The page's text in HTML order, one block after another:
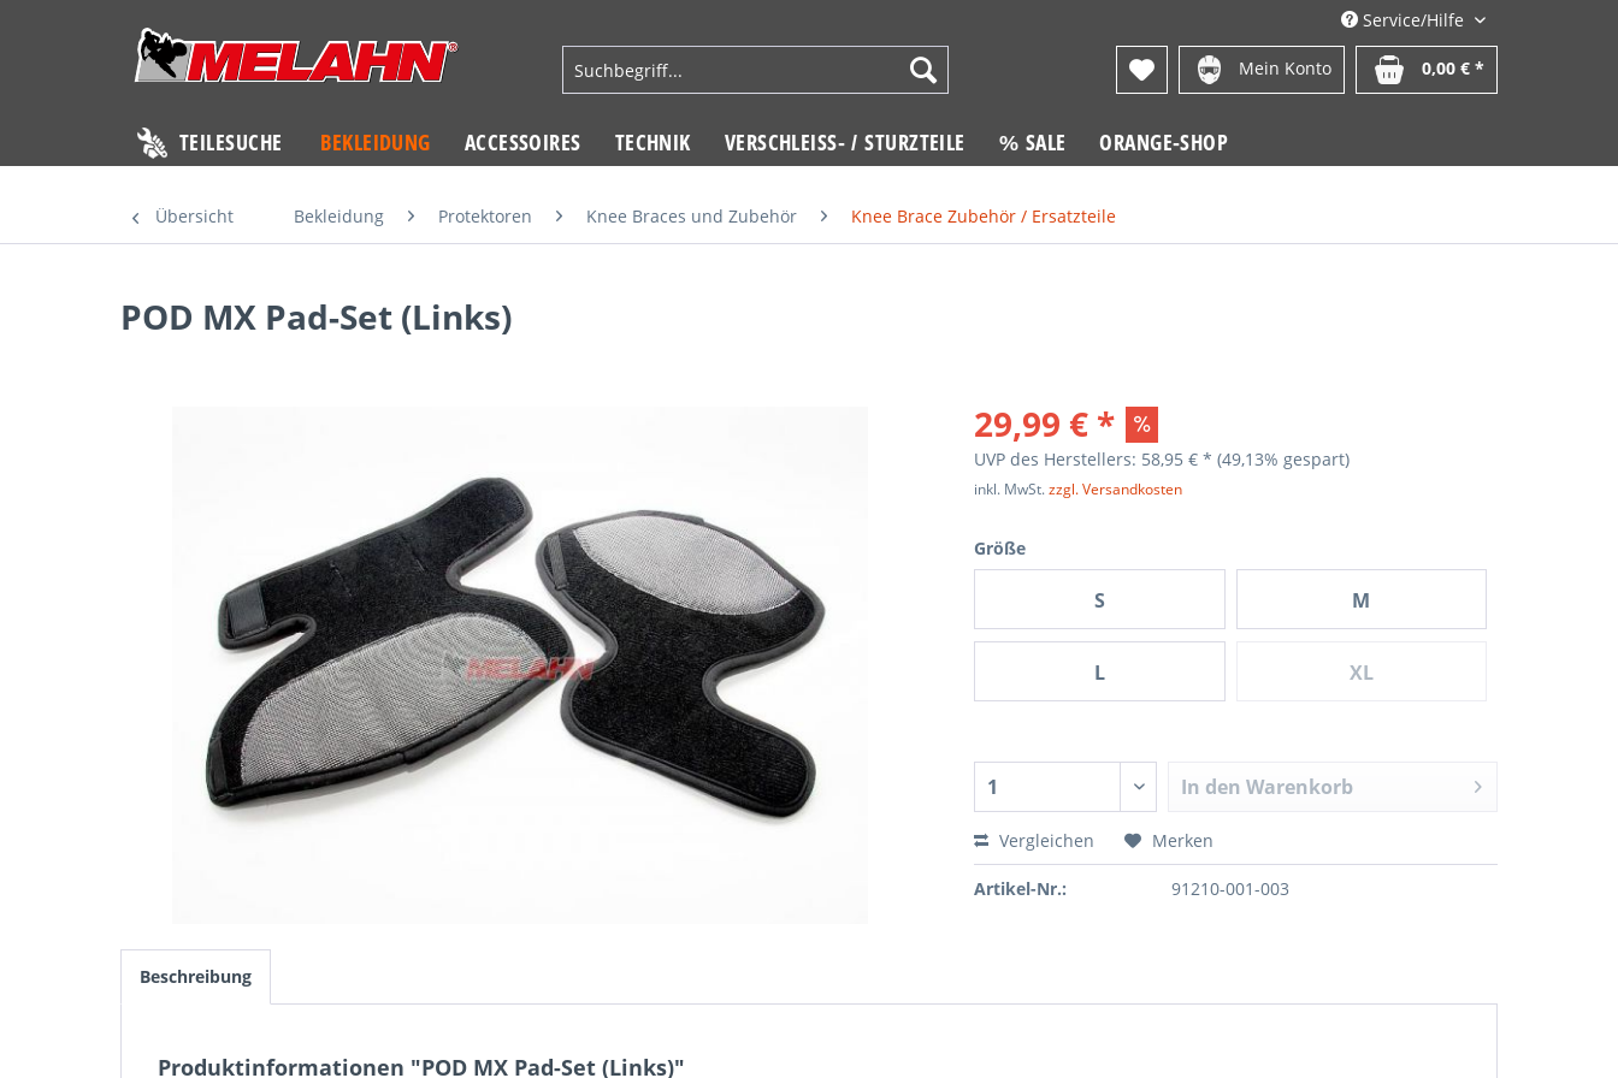
Service/Hilfe
Mein Konto 0,00 € *
TEILESUCHE BEKLEIDUNG ACCESSOIRES TECHNIK VERSCHLEISS- / STURZTEILE % SALE ORANGE-SHOP
Übersicht Bekleidung Protektoren Knee Braces und Zubehör Knee Brace Zubehör / Ersatzteile
POD MX Pad-Set (Links)
29,99 € *
UVP des Herstellers: 58,95 € *(49,13% gespart)
inkl. MwSt.zzgl. Versandkosten
Größe
S M
L XL
In den Warenkorb
Vergleichen Merken
Artikel-Nr.: 91210-001-003
Beschreibung
Produktinformationen "POD MX Pad-Set (Links)"